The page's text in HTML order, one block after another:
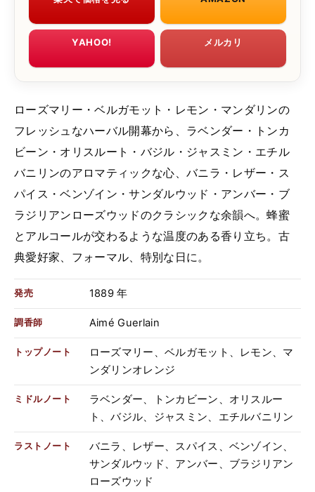
YAHOO! メルカリ
ローズマリー・ベルガモット・レモン・マンダリンの
フレッシュなハーバル開幕から、ラベンダー・トンカ
ビーン・オリスルート・バジル・ジャスミン・エチル
バニリンのアロマティックな心、バニラ・レザー・ス
パイス・ベンゾイン・サンダルウッド・アンバー・ブ
ラジリアンローズウッドのクラシックな余韻へ。蜂蜜
とアルコールが交わるような温度のある香り立ち。古
典愛好家、フォーマル、特別な日に。
発売 1889 年
調香師 Aimé Guerlain
トップノート
ローズマリー、ベルガモット、レモン、マ
ンダリンオレンジ
ミドルノート
ラベンダー、トンカビーン、オリスルー
ト、バジル、ジャスミン、エチルバニリン
ラストノート
バニラ、レザー、スパイス、ベンゾイン、
サンダルウッド、アンバー、ブラジリアン
ローズウッド